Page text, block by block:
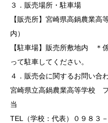
３．販売場所・駐車場
【販売所】宮崎県高鍋農業
内）
【駐車場】販売所敷地内 ＊
って駐車してください。
４．販売会に関するお問い合
宮崎県立高鍋農業高等学校
当
TEL（学校：代表）０９８３